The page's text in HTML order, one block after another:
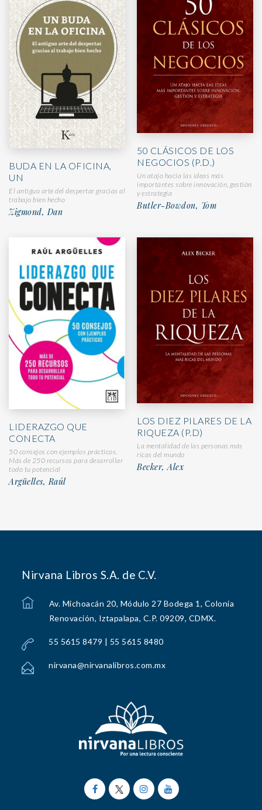
BUDA EN LA OFICINA,
UN
El antiguo arte del despertar gracias al
trabajo bien hecho
Zigmond, Dan
50 CLÁSICOS DE LOS
NEGOCIOS (P.D.)
Un atajo hacia las ideas más
importantes sobre innovación, gestión
y estrategia
Butler-Bowdon, Tom
LIDERAZGO QUE
CONECTA
50 consejos con ejemplos prácticos.
Más de 250 recursos para desarrollar
todo tu potencial
Argüelles, Raúl
LOS DIEZ PILARES DE LA
RIQUEZA (P.D)
La mentalidad de las personas más
ricas del mundo
Becker, Alex
Nirvana Libros S.A. de C.V.
Av. Michoacán 20, Módulo 27 Bodega 1, Colonia
Renovación, Iztapalapa, C.P. 09209, CDMX.
55 5615 8479 | 55 5615 8480
nirvana@nirvanalibros.com.mx